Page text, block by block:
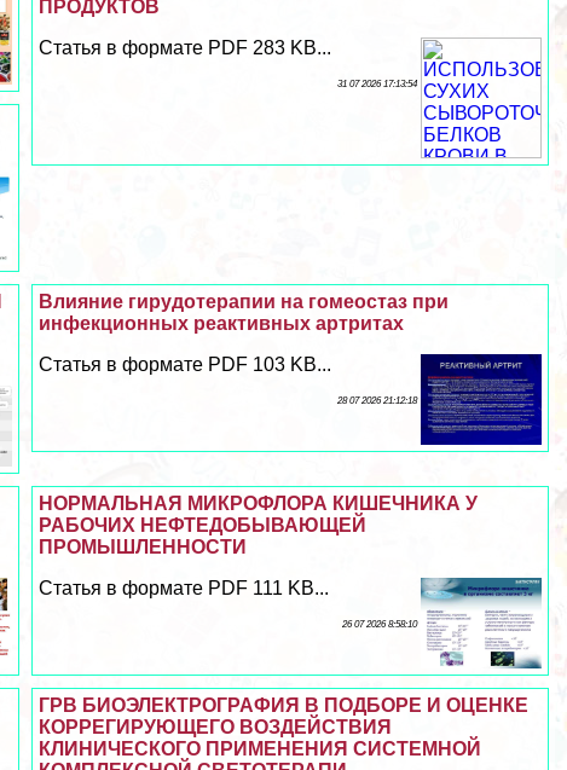
ПРОДУКТОВ
Статья в формате PDF 283 KB...
31 07 2026 17:13:54
Влияние гирудотерапии на гомеостаз при
инфекционных реактивных артритах
Статья в формате PDF 103 KB...
28 07 2026 21:12:18
НОРМАЛЬНАЯ МИКРОФЛОРА КИШЕЧНИКА У
РАБОЧИХ НЕФТЕДОБЫВАЮЩЕЙ
ПРОМЫШЛЕННОСТИ
Статья в формате PDF 111 KB...
26 07 2026 8:58:10
ГРВ БИОЭЛЕКТРОГРАФИЯ В ПОДБОРЕ И ОЦЕНКЕ
КОРРЕГИРУЮЩЕГО ВОЗДЕЙСТВИЯ
КЛИНИЧЕСКОГО ПРИМЕНЕНИЯ СИСТЕМНОЙ